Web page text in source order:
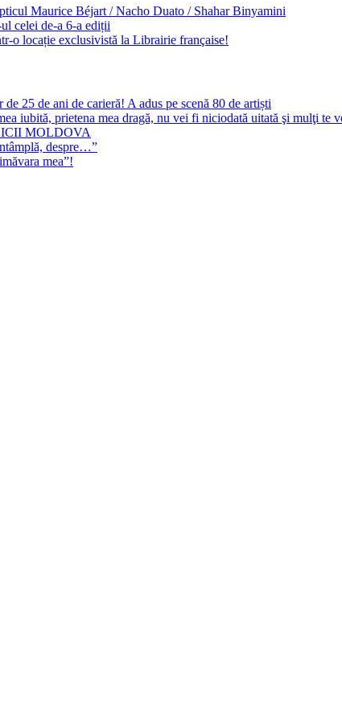
Maurice Béjart / Nacho Duato / Shahar Binyamini
celei de-a 6-a ediții
o locație exclusivistă la Librairie française!
25 de ani de carieră! A adus pe scenă 80 de artiști
iubită, prietena mea dragă, nu vei fi niciodată uitată şi mulţi te
MOLDOVA
despre…”
mea”!